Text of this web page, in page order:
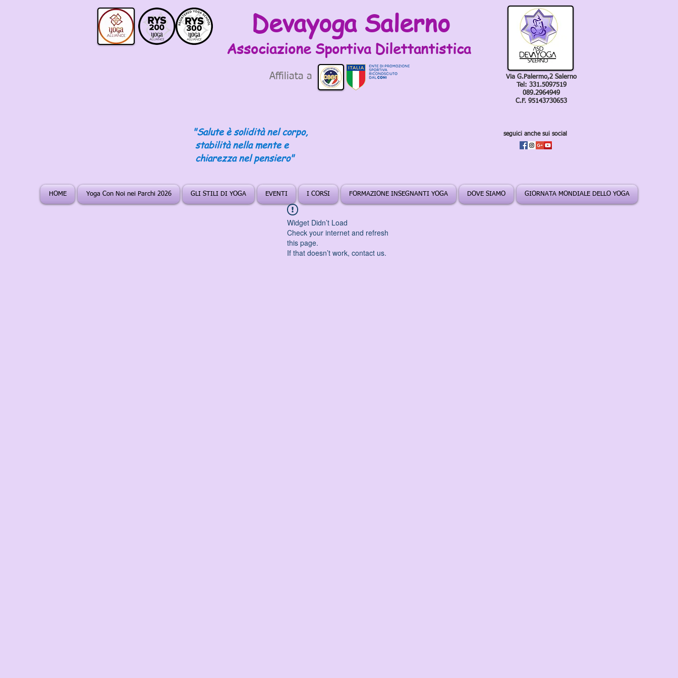
Devayoga Salerno
Associazione Sportiva Dilettantistica
Affiliata a
"Salute è solidità nel corpo,
stabilità nella mente e
chiarezza nel pensiero"
Via G.Palermo,2 Salerno
Tel: 331.5097519
089.2964949
C.F. 95143730653
seguici anche sui social
HOME Yoga Con Noi nei Parchi 2026 GLI STILI DI YOGA EVENTI I CORSI FORMAZIONE INSEGNANTI YOGA DOVE SIAMO GIORNATA MONDIALE DELLO YOGA
Widget Didn’t Load
Check your internet and refresh
this page.
If that doesn’t work, contact us.